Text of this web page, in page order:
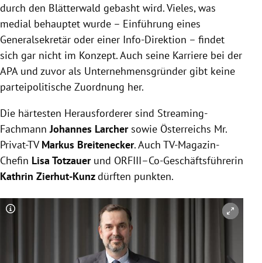
durch den Blätterwald gebasht wird. Vieles, was
medial behauptet wurde – Einführung eines
Generalsekretär oder einer Info-Direktion – findet
sich gar nicht im Konzept. Auch seine Karriere bei der
APA und zuvor als Unternehmensgründer gibt keine
parteipolitische Zuordnung her.
Die härtesten Herausforderer sind Streaming-
FachmannJohannes Larchersowie Österreichs Mr.
Privat-TVMarkus Breitenecker. Auch TV-Magazin-
Chefin Lisa Totzauerund ORFIII–Co-Geschäftsführerin
Kathrin Zierhut-Kunzdürften punkten.
Copyright-Hinweis öffnen/schließen